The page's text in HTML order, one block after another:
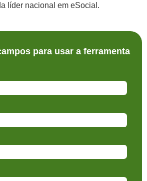
líder nacional em eSocial.
para usar a ferramenta